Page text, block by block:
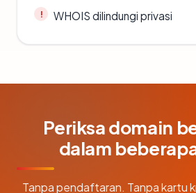
WHOIS dilindungi privasi
Periksa domain
dalam
Tanpa pendaftaran. Tanpa kartu